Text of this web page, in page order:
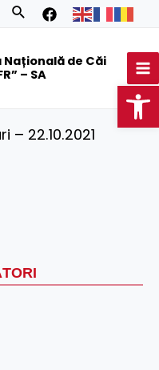
Search
Națională de Căi
– SA
22.10.2021